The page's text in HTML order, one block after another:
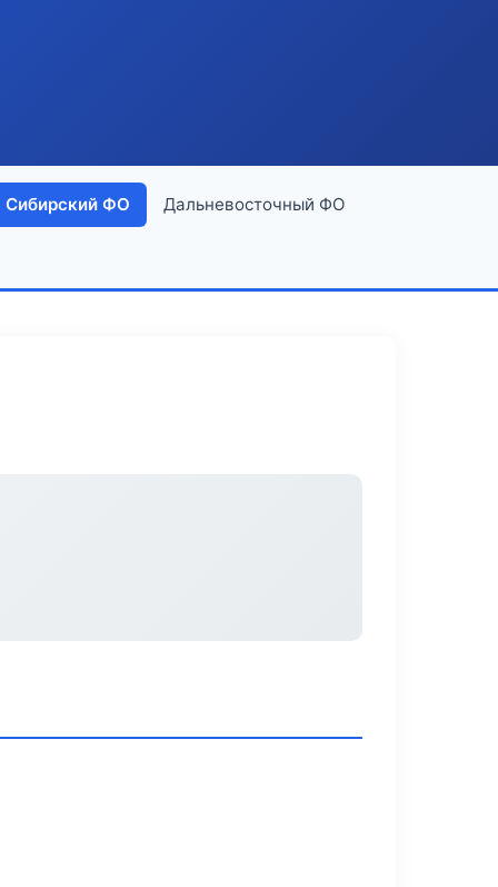
Сибирский ФО Дальневосточный ФО